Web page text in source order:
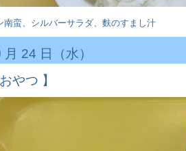
南蛮、シルバーサラダ、麩のすまし汁
24 日（水）
やつ 】